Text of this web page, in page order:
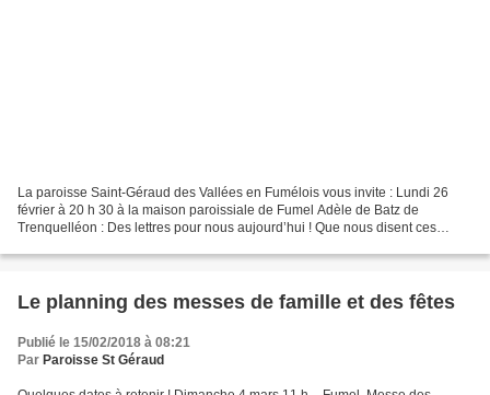
La paroisse Saint-Géraud des Vallées en Fumélois vous invite : Lundi 26
février à 20 h 30 à la maison paroissiale de Fumel Adèle de Batz de
Trenquelléon : Des lettres pour nous aujourd’hui ! Que nous disent ces
Le planning des messes de famille et des fêtes
Publié le 15/02/2018 à 08:21
Par Paroisse St Géraud